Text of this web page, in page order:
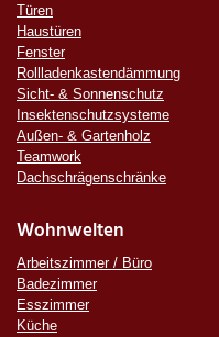
Türen
Haustüren
Fenster
Rollladenkastendämmung
Sicht- & Sonnenschutz
Insektenschutzsysteme
Außen- & Gartenholz
Teamwork
Dachschrägenschränke
Wohnwelten
Arbeitszimmer / Büro
Badezimmer
Esszimmer
Küche